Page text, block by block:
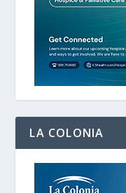
LA COLONIA